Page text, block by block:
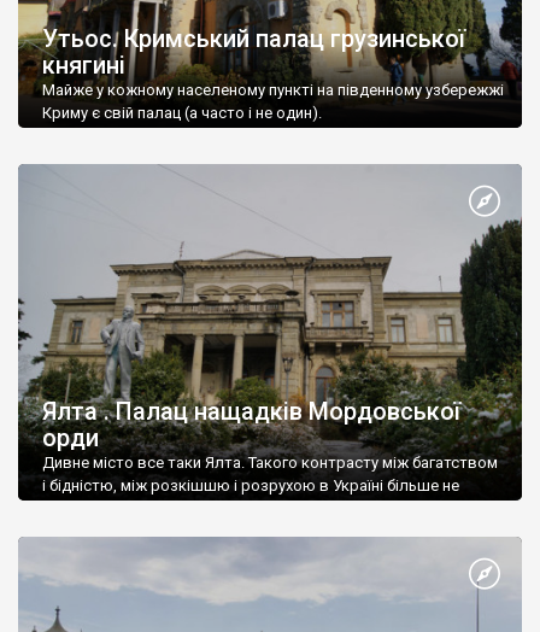
Утьос. Кримський палац грузинської
княгині
Майже у кожному населеному пункті на південному узбережжі
Криму є свій палац (а часто і не один).
Ялта . Палац нащадків Мордовської
орди
Дивне місто все таки Ялта. Такого контрасту між багатством
і бідністю, між розкішшю і розрухою в Україні більше не